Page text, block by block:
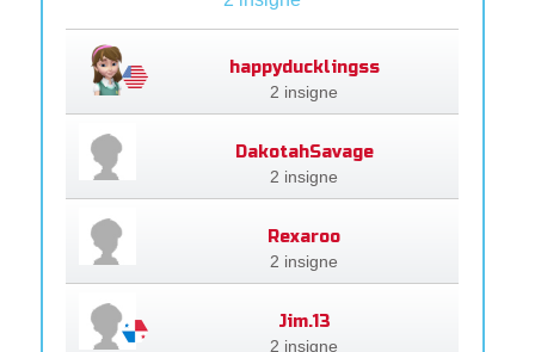
happyducklingss
2 insigne
DakotahSavage
2 insigne
Rexaroo
2 insigne
Jim.13
2 insigne